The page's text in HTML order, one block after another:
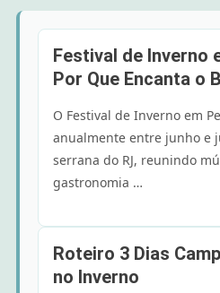
Festival de Inverno
Por Que Encanta o
O Festival de Inverno em
anualmente entre junho e
serrana do RJ, reunindo
gastronomia …
Roteiro 3 Dias
no Inverno